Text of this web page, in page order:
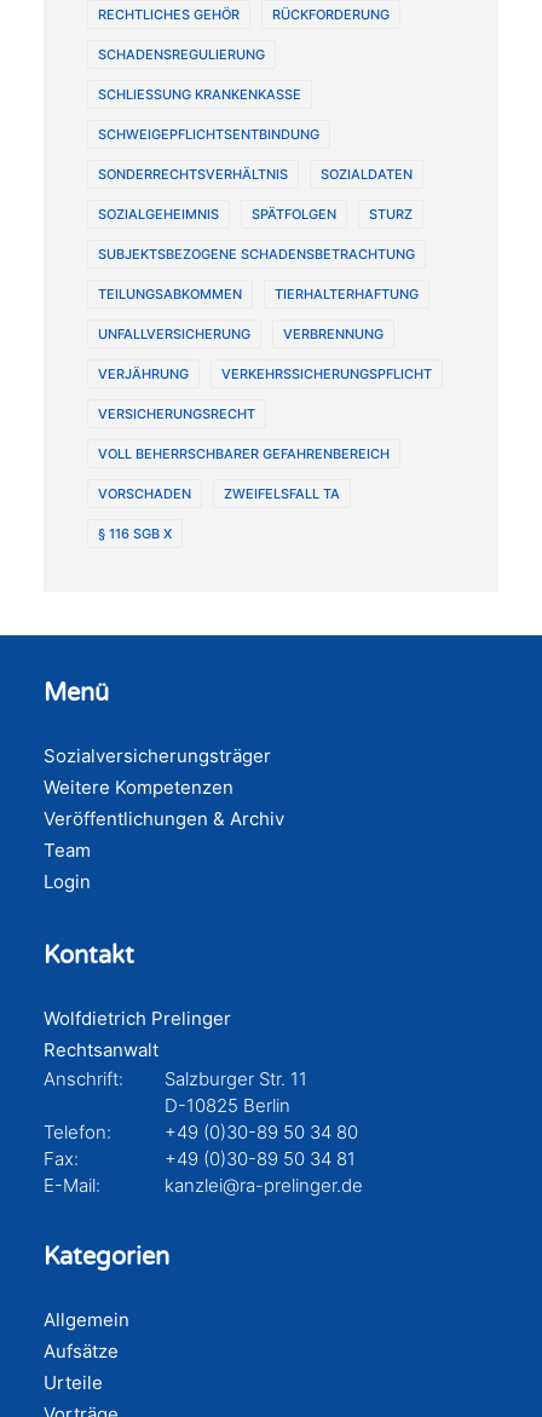
RECHTLICHES GEHÖR RÜCKFORDERUNG
SCHADENSREGULIERUNG
SCHLIESSUNG KRANKENKASSE
SCHWEIGEPFLICHTSENTBINDUNG
SONDERRECHTSVERHÄLTNIS SOZIALDATEN
SOZIALGEHEIMNIS SPÄTFOLGEN STURZ
SUBJEKTSBEZOGENE SCHADENSBETRACHTUNG
TEILUNGSABKOMMEN TIERHALTERHAFTUNG
UNFALLVERSICHERUNG VERBRENNUNG
VERJÄHRUNG VERKEHRSSICHERUNGSPFLICHT
VERSICHERUNGSRECHT
VOLL BEHERRSCHBARER GEFAHRENBEREICH
VORSCHADEN ZWEIFELSFALL TA
§ 116 SGB X
Menü
Sozialversicherungsträger
Weitere Kompetenzen
Veröffentlichungen & Archiv
Team
Login
Kontakt
Wolfdietrich Prelinger
Rechtsanwalt
Anschrift:
Salzburger Str. 11
D-10825 Berlin
Telefon:
+49 (0)30-89 50 34 80
Fax:
+49 (0)30-89 50 34 81
E-Mail:
kanzlei@ra-prelinger.de
Kategorien
Allgemein
Aufsätze
Urteile